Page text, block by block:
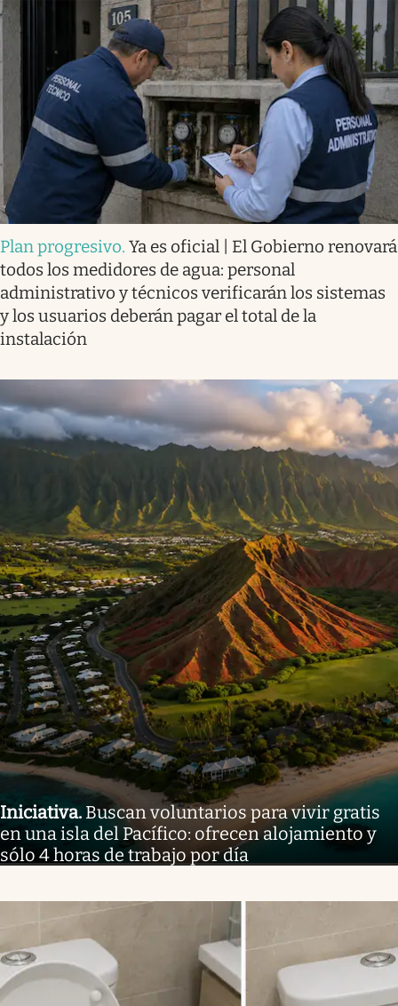
Plan progresivo. Ya es oficial | El Gobierno renovará
todos los medidores de agua: personal
administrativo y técnicos verificarán los sistemas
y los usuarios deberán pagar el total de la
instalación
Iniciativa. Buscan voluntarios para vivir gratis
en una isla del Pacífico: ofrecen alojamiento y
sólo 4 horas de trabajo por día